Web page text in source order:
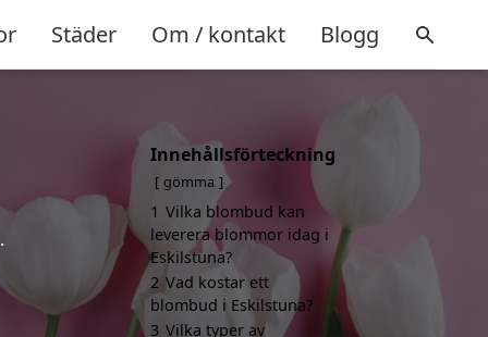
Städer Om / kontakt Blogg
Innehållsförteckning
gömma
1 Vilka blombud kan
leverera blommor idag i
Eskilstuna?
2 Vad kostar ett
blombud i Eskilstuna?
3 Vilka typer av